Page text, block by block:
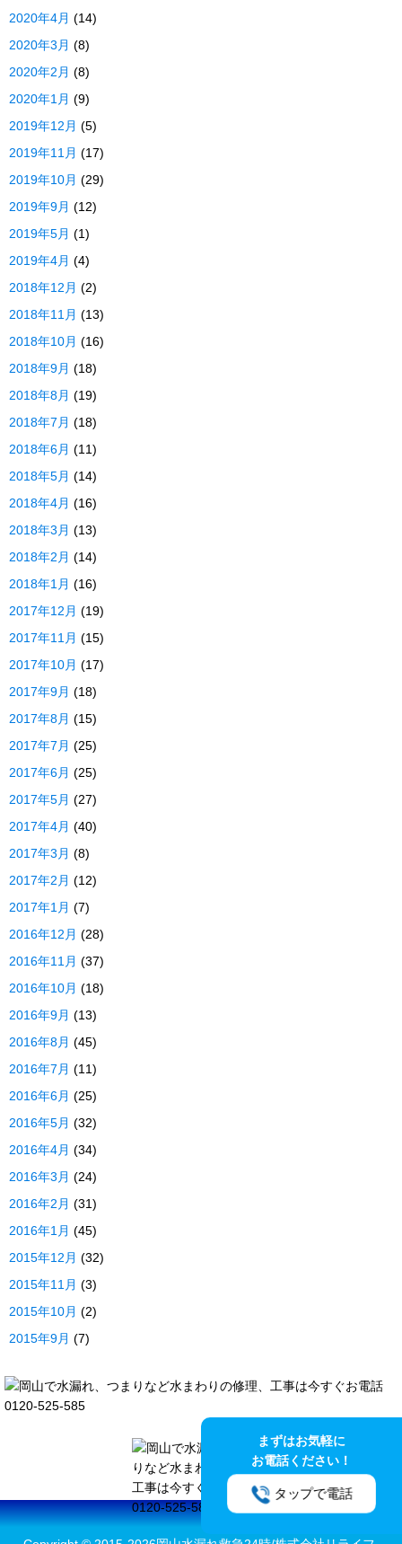
まずはお気軽に
お電話ください！
タップで電話
2020年4月 (14)
2020年3月 (8)
2020年2月 (8)
2020年1月 (9)
2019年12月 (5)
2019年11月 (17)
2019年10月 (29)
2019年9月 (12)
2019年5月 (1)
2019年4月 (4)
2018年12月 (2)
2018年11月 (13)
2018年10月 (16)
2018年9月 (18)
2018年8月 (19)
2018年7月 (18)
2018年6月 (11)
2018年5月 (14)
2018年4月 (16)
2018年3月 (13)
2018年2月 (14)
2018年1月 (16)
2017年12月 (19)
2017年11月 (15)
2017年10月 (17)
2017年9月 (18)
2017年8月 (15)
2017年7月 (25)
2017年6月 (25)
2017年5月 (27)
2017年4月 (40)
2017年3月 (8)
2017年2月 (12)
2017年1月 (7)
2016年12月 (28)
2016年11月 (37)
2016年10月 (18)
2016年9月 (13)
2016年8月 (45)
2016年7月 (11)
2016年6月 (25)
2016年5月 (32)
2016年4月 (34)
2016年3月 (24)
2016年2月 (31)
2016年1月 (45)
2015年12月 (32)
2015年11月 (3)
2015年10月 (2)
2015年9月 (7)